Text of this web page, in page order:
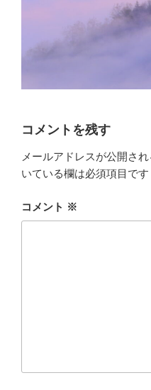
コメントを残す
メールアドレスが公開さ
いている欄は必須項目です
コメント ※